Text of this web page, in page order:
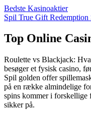
Bedste Kasinoaktier
Spil True Gift
Top Online
Roulette vs Blackjack:
besøger et fysisk casino,
Spil golden offer
på en række almindelige
spins kommer i forskellige
sikker på.